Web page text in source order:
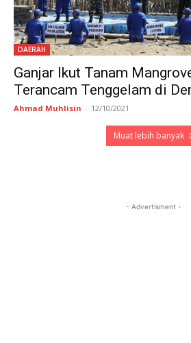
DAERAH
Ganjar Ikut Tanam
Terancam Tenggelam di
Ahmad Muhlisin - 12/10/2021
Muat lebih banyak
- Advertisment -